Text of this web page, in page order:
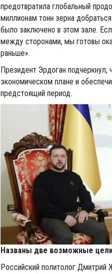
предотвратила глобальный
миллионам тонн зерна
было заключено в этом зале.
между сторонами, мы готовы
раньше».
Президент Эрдоган подчеркнул,
экономическом плане и
предстоящий период.
Названы две возможные
Российский политолог Дмитрий